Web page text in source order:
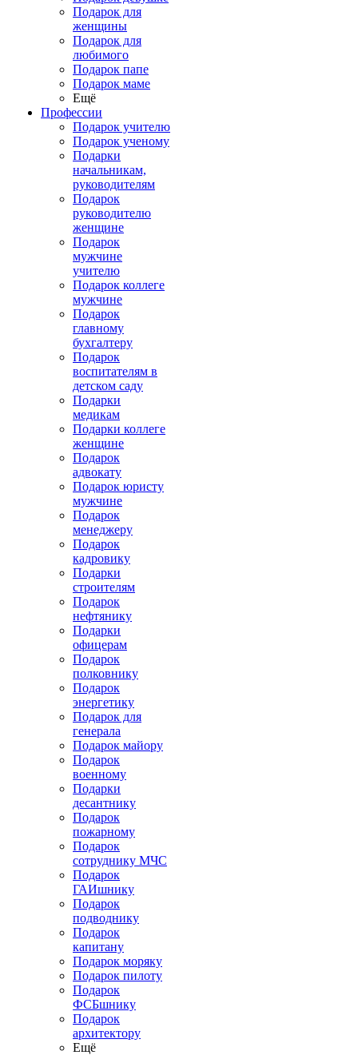
Подарок для
женщины
Подарок для
любимого
Подарок папе
Подарок маме
Ещё
Профессии
Подарок учителю
Подарок ученому
Подарки
начальникам,
руководителям
Подарок
руководителю
женщине
Подарок
мужчине
учителю
Подарок коллеге
мужчине
Подарок
главному
бухгалтеру
Подарок
воспитателям в
детском саду
Подарки
медикам
Подарки коллеге
женщине
Подарок
адвокату
Подарок юристу
мужчине
Подарок
менеджеру
Подарок
кадровику
Подарки
строителям
Подарок
нефтянику
Подарки
офицерам
Подарок
полковнику
Подарок
энергетику
Подарок для
генерала
Подарок майору
Подарок
военному
Подарки
десантнику
Подарок
пожарному
Подарок
сотруднику МЧС
Подарок
ГАИшнику
Подарок
подводнику
Подарок
капитану
Подарок моряку
Подарок пилоту
Подарок
ФСБшнику
Подарок
архитектору
Ещё